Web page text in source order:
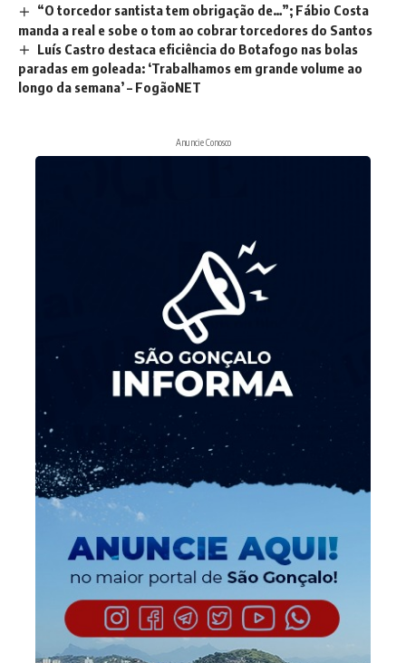
“O torcedor santista tem obrigação de…”; Fábio Costa
manda a real e sobe o tom ao cobrar torcedores do Santos
Luís Castro destaca eficiência do Botafogo nas bolas
paradas em goleada: ‘Trabalhamos em grande volume ao
longo da semana’ – FogãoNET
Anuncie Conosco